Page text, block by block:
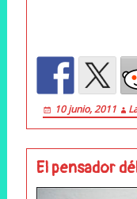
10 junio, 2011
El pensador